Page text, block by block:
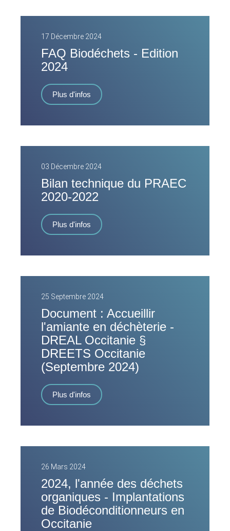
17 Décembre 2024
FAQ Biodéchets - Edition
2024
Plus d'infos
03 Décembre 2024
Bilan technique du PRAEC
2020-2022
Plus d'infos
25 Septembre 2024
Document : Accueillir
l'amiante en déchèterie -
DREAL Occitanie §
DREETS Occitanie
(Septembre 2024)
Plus d'infos
26 Mars 2024
2024, l'année des déchets
organiques - Implantations
de Biodéconditionneurs en
Occitanie